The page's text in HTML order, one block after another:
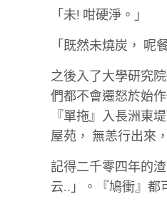
「未! 咁硬淨。」
「既然未燒炭， 呢
之後入了大學研究
們都不會遷怒於始作
『單拖』入長洲東
屋苑， 無恙行出來，
記得二千零四年的渣
云.. 」。『鳩衝』都